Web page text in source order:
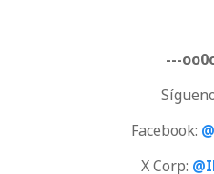
---
Facebook:
X Corp: